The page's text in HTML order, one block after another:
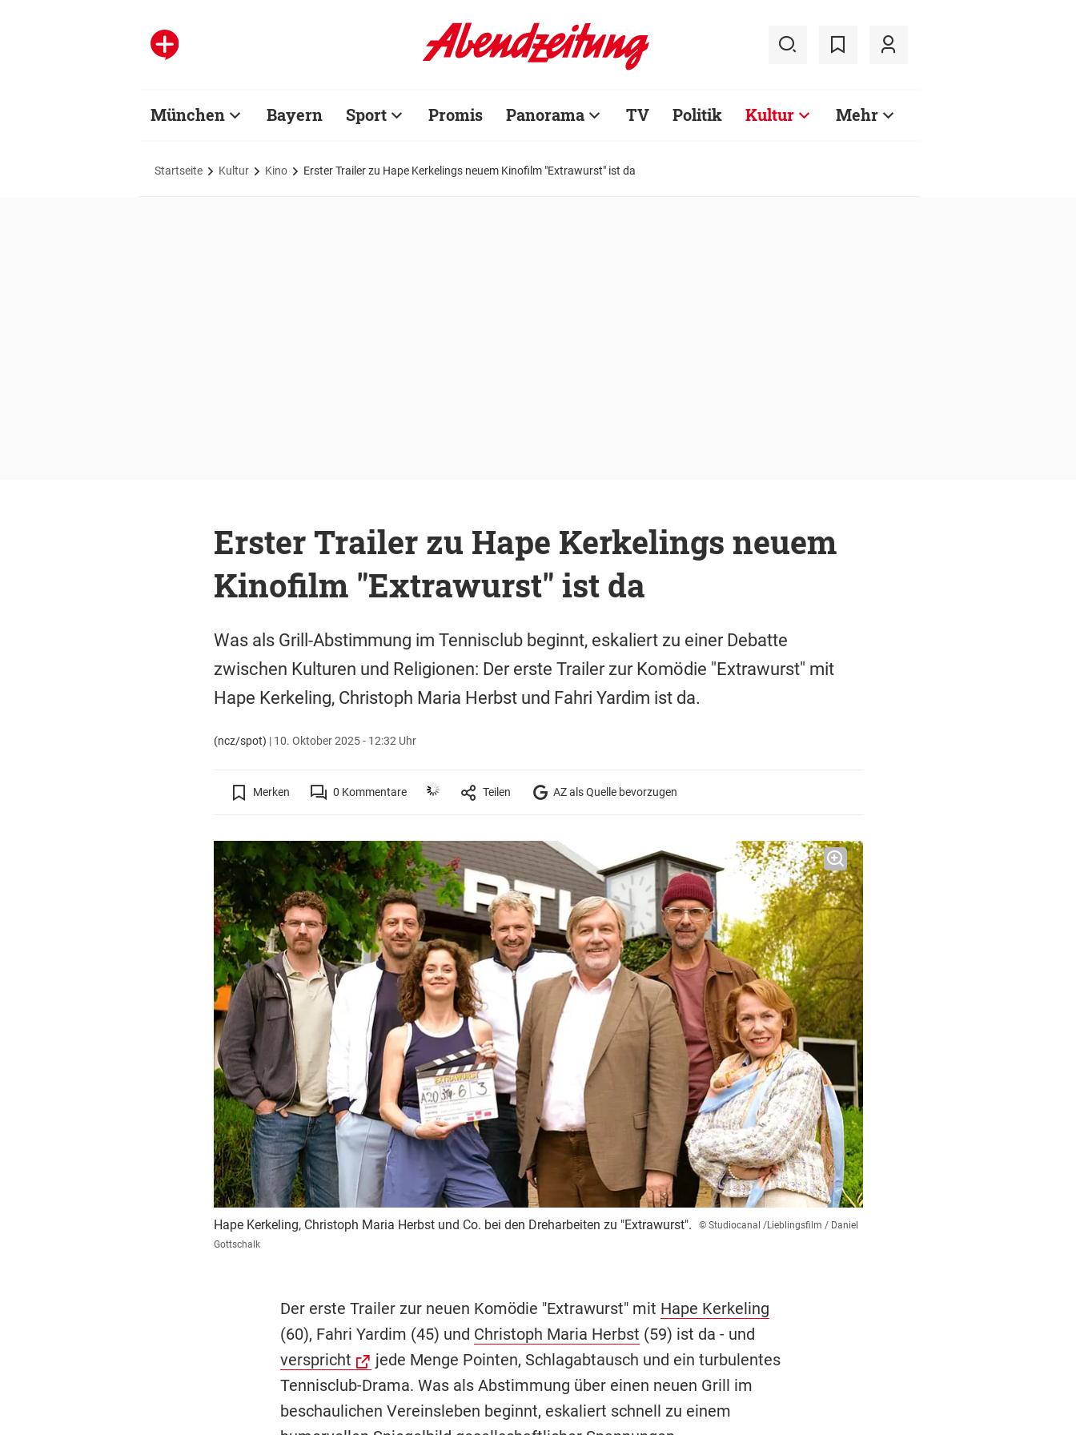
München Bayern Sport Promis Panorama TV Politik Kultur Mehr
Startseite Kultur Kino Erster Trailer zu Hape Kerkelings neuem Kinofilm "Extrawurst" ist da
Erster Trailer zu Hape Kerkelings neuem
Kinofilm "Extrawurst" ist da
Was als Grill-Abstimmung im Tennisclub beginnt, eskaliert zu einer Debatte
zwischen Kulturen und Religionen: Der erste Trailer zur Komödie "Extrawurst" mit
Hape Kerkeling, Christoph Maria Herbst und Fahri Yardim ist da.
(ncz/spot) | 10. Oktober 2025 - 12:32 Uhr
Merken 0 Kommentare Teilen AZ als Quelle bevorzugen
Hape Kerkeling, Christoph Maria Herbst und Co. bei den Dreharbeiten zu "Extrawurst".
© Studiocanal /Lieblingsfilm / Daniel
Gottschalk
Der erste Trailer zur neuen Komödie "Extrawurst" mit Hape Kerkeling
(60), Fahri Yardim (45) und Christoph Maria Herbst (59) ist da - und
verspricht
jede Menge Pointen, Schlagabtausch und ein turbulentes
Tennisclub-Drama. Was als Abstimmung über einen neuen Grill im
beschaulichen Vereinsleben beginnt, eskaliert schnell zu einem